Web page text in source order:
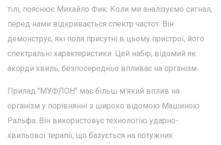
тілі, пояснює Михайло Фик. Коли ми аналізуємо сигнал,
перед нами відкривається спектр частот. Він
демонструє, які поля присутні в цьому пристрої, його
спектральні характеристики. Цей набір, відомий як
акорди хвиль, безпосередньо впливає на організм.
Прилад "МУФЛОН" має більш м'який вплив на
організм у порівнянні з широко відомою Машиною
Ральфа. Він використовує технологію ударно-
хвильової терапії, що базується на потужних